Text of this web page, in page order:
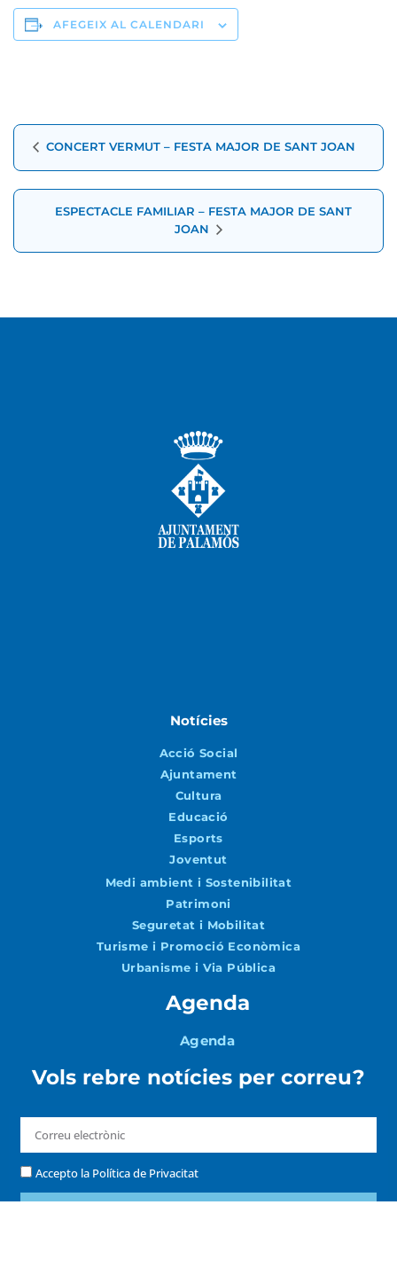
AFEGEIX AL CALENDARI
Navegació
d'Esdeveniment
CONCERT VERMUT – FESTA MAJOR DE SANT JOAN
ESPECTACLE FAMILIAR – FESTA MAJOR DE SANT
JOAN
Notícies
Acció Social
Ajuntament
Cultura
Educació
Esports
Joventut
Medi ambient i Sostenibilitat
Patrimoni
Seguretat i Mobilitat
Turisme i Promoció Econòmica
Urbanisme i Via Pública
Agenda
Agenda
Vols rebre notícies per correu?
Accepto la Política de Privacitat